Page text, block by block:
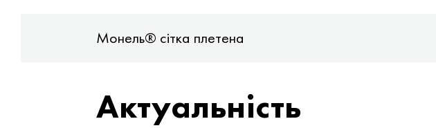
Монель® сітка плетена
Актуальність